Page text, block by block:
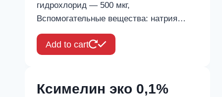
гидрохлорид — 500 мкг,
Вспомогательные вещества: натрия…
Add to cart
Ксимелин эко 0,1%